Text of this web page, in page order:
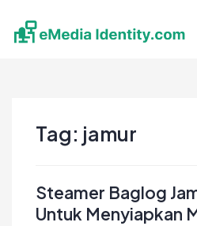
content
Tag: jamur
Steamer Baglog
Untuk Menyiapkan